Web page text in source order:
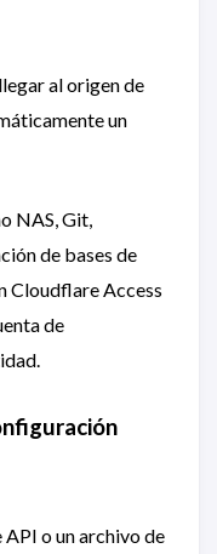
al origen de
un
NAS, Git,
de bases de
Cloudflare Access
de
o un archivo de